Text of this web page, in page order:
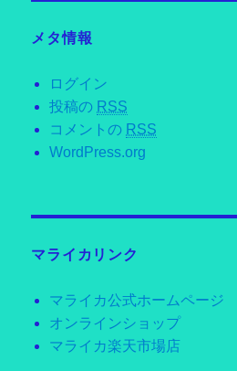
メタ情報
ログイン
投稿の RSS
コメントの RSS
WordPress.org
マライカリンク
マライカ公式ホームページ
オンラインショップ
マライカ楽天市場店